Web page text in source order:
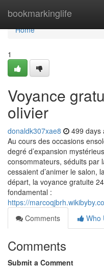
bookmarkinglife
Home
Home
1
Voyance
olivier
donaldk307xae8 499 days
Au cours des occasions
degré d’expansion
consommateurs, séduits par
cessaient d’animer le salon,
départ, la voyance gratuite
fondamental :
https://
Comments
Who
Comments
Submit a Comment